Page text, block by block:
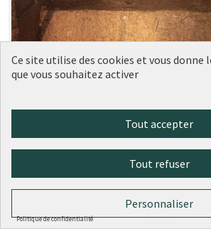
Une visite virtuelle du
réseau souterrain des Arêtes
Antonin 4 1
Ce site utilise des cookies et vous donne
que vous souhaitez activer
Tout accepter
Tout refuser
Personnaliser
Politique de confidentialité